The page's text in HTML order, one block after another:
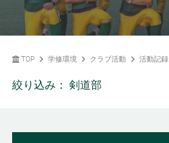
TOP 学修環境 クラブ活動 活動記録
絞り込み： 剣道部